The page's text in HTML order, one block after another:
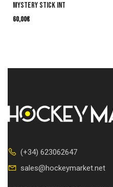
Mystery Stick INT
60,00€
(+34) 623062647
sales@hockeymarket.net